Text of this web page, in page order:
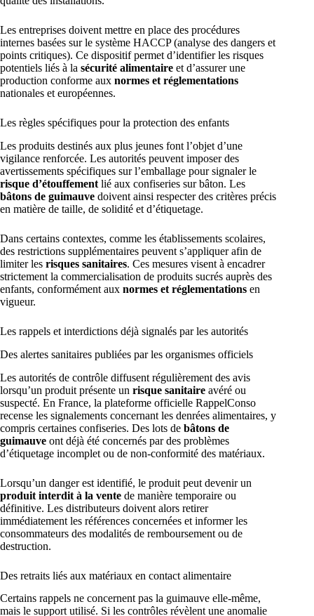
Les entreprises doivent mettre en place des procédures
internes basées sur le système HACCP (analyse des dangers et
points critiques). Ce dispositif permet d’identifier les risques
potentiels liés à la sécurité alimentaire et d’assurer une
production conforme aux normes et réglementations
nationales et européennes.
Les règles spécifiques pour la protection des enfants
Les produits destinés aux plus jeunes font l’objet d’une
vigilance renforcée. Les autorités peuvent imposer des
avertissements spécifiques sur l’emballage pour signaler le
risque d’étouffement lié aux confiseries sur bâton. Les
bâtons de guimauve doivent ainsi respecter des critères précis
en matière de taille, de solidité et d’étiquetage.
Dans certains contextes, comme les établissements scolaires,
des restrictions supplémentaires peuvent s’appliquer afin de
limiter les risques sanitaires. Ces mesures visent à encadrer
strictement la commercialisation de produits sucrés auprès des
enfants, conformément aux normes et réglementations en
vigueur.
Les rappels et interdictions déjà signalés par les autorités
Des alertes sanitaires publiées par les organismes officiels
Les autorités de contrôle diffusent régulièrement des avis
lorsqu’un produit présente un risque sanitaire avéré ou
suspecté. En France, la plateforme officielle RappelConso
recense les signalements concernant les denrées alimentaires, y
compris certaines confiseries. Des lots de bâtons de
guimauve ont déjà été concernés par des problèmes
d’étiquetage incomplet ou de non-conformité des matériaux.
Lorsqu’un danger est identifié, le produit peut devenir un
produit interdit à la vente de manière temporaire ou
définitive. Les distributeurs doivent alors retirer
immédiatement les références concernées et informer les
consommateurs des modalités de remboursement ou de
destruction.
Des retraits liés aux matériaux en contact alimentaire
Certains rappels ne concernent pas la guimauve elle-même,
mais le support utilisé. Si les contrôles révèlent une anomalie